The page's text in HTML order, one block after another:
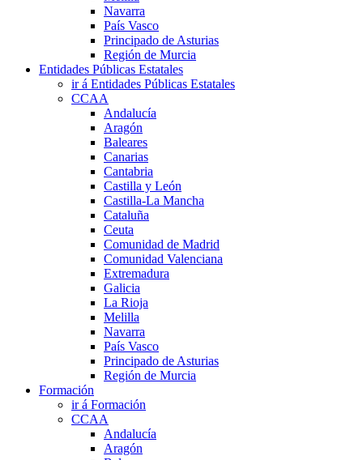
Navarra
País Vasco
Principado de Asturias
Región de Murcia
Entidades Públicas Estatales
ir á Entidades Públicas Estatales
CCAA
Andalucía
Aragón
Baleares
Canarias
Cantabria
Castilla y León
Castilla-La Mancha
Cataluña
Ceuta
Comunidad de Madrid
Comunidad Valenciana
Extremadura
Galicia
La Rioja
Melilla
Navarra
País Vasco
Principado de Asturias
Región de Murcia
Formación
ir á Formación
CCAA
Andalucía
Aragón